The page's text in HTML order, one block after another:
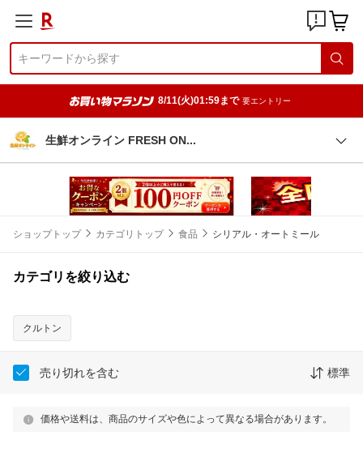
8/11(火)01:59まで 要エントリー
生鮮オンライン FRESH ON
ショップトップ カテゴリトップ 食品 シリアル・オートミール
カテゴリを絞り込む
クルトン
売り切れを含む 標準
価格や送料は、商品のサイズや色によって異なる場合があります。